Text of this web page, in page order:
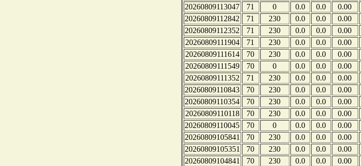
20260809113047
71 0 0.0 0.0 0.00
20260809112842
71 230 0.0 0.0 0.00
20260809112352
71 230 0.0 0.0 0.00
20260809111904
71 230 0.0 0.0 0.00
20260809111614
70 230 0.0 0.0 0.00
20260809111549
70 0 0.0 0.0 0.00
20260809111352
71 230 0.0 0.0 0.00
20260809110843
70 230 0.0 0.0 0.00
20260809110354
70 230 0.0 0.0 0.00
20260809110118
70 230 0.0 0.0 0.00
20260809110045
70 0 0.0 0.0 0.00
20260809105841
70 230 0.0 0.0 0.00
20260809105351
70 230 0.0 0.0 0.00
20260809104841
70 230 0.0 0.0 0.00